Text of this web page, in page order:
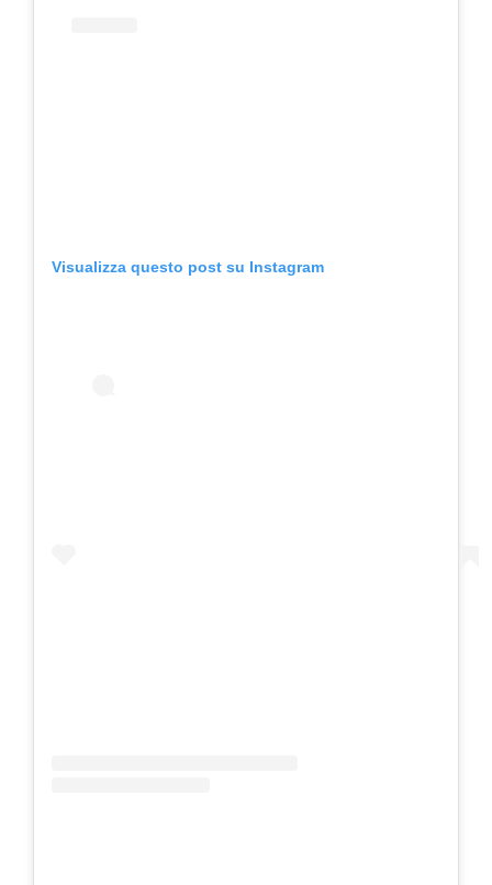
Visualizza questo post su Instagram